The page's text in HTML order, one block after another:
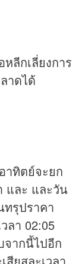
ลีกเลี่ยงการ
าดได้
าทิตย์จะยก
และ และวัน
รุปราคา
ลา 02:05
ากนี้ไปอีก